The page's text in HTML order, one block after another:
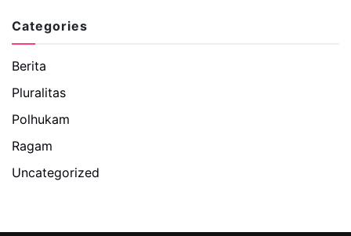
Categories
Berita
Pluralitas
Polhukam
Ragam
Uncategorized